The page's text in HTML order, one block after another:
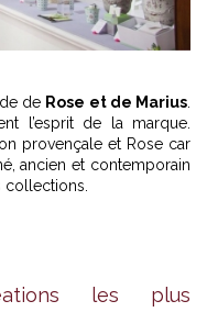
de Rose et de Marius
l’esprit de la marque.
provençale et Rose car
ancien et contemporain
collections.
les plus